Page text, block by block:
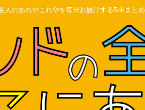
人のあれやこれやを毎日お届けする5chまとめ